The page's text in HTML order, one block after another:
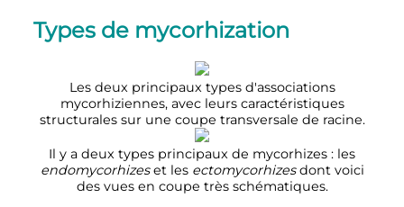
Types de mycorhization
Les deux principaux types d'associations
mycorhiziennes, avec leurs caractéristiques
structurales sur une coupe transversale de racine.
Il y a deux types principaux de mycorhizes : les
endomycorhizeset les ectomycorhizesdont voici
des vues en coupe très schématiques.